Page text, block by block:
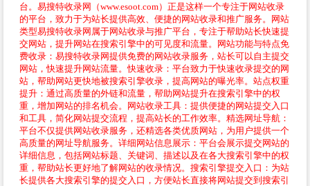
台。易搜特收录网（www.esoot.com）正是这样一个专注于网站收录
的平台，致力于为站长提供高效、便捷的网站收录和推广服务。网站
类型易搜特收录网属于网站收录与推广平台，专注于帮助站长快速提
交网站，提升网站在搜索引擎中的可见度和流量。网站功能与特点免
费收录：易搜特收录网提供免费的网站收录服务，站长可以自主提交
网站，快速提升网站流量。快速收录：平台致力于快速收录提交的网
站，帮助网站更快地被搜索引擎收录，提高网站的曝光率。站点权重
提升：通过高质量的外链和流量，帮助网站提升在搜索引擎中的权
重，增加网站的排名机会。网站收录工具：提供便捷的网站提交入口
和工具，简化网站提交流程，提高站长的工作效率。精选网址导航：
平台不仅提供网站收录服务，还精选各类优质网站，为用户提供一个
高质量的网址导航服务。详细网站信息展示：平台会展示提交网站的
详细信息，包括网站标题、关键词、描述以及在各大搜索引擎中的权
重，帮助站长更好地了解网站的收录情况。搜索引擎提交入口：为站
长提供各大搜索引擎的提交入口，方便站长直接将网站提交到搜索引